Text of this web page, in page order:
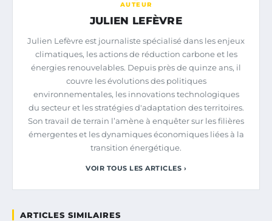
AUTEUR
JULIEN LEFÈVRE
Julien Lefèvre est journaliste spécialisé dans les enjeux
climatiques, les actions de réduction carbone et les
énergies renouvelables. Depuis près de quinze ans, il
couvre les évolutions des politiques
environnementales, les innovations technologiques
du secteur et les stratégies d'adaptation des territoires.
Son travail de terrain l’amène à enquêter sur les filières
émergentes et les dynamiques économiques liées à la
transition énergétique.
VOIR TOUS LES ARTICLES ›
ARTICLES SIMILAIRES